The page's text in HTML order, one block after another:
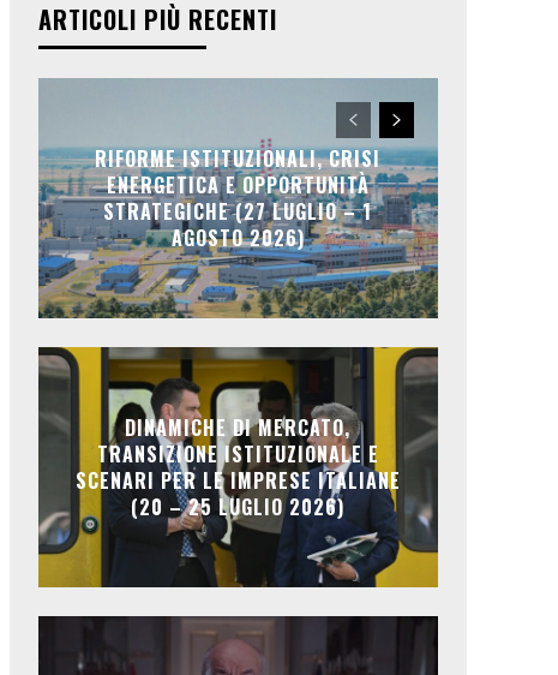
ARTICOLI PIÙ RECENTI
RIFORME ISTITUZIONALI, CRISI
ENERGETICA E OPPORTUNITÀ
STRATEGICHE (27 LUGLIO – 1
AGOSTO 2026)
DINAMICHE DI MERCATO,
TRANSIZIONE ISTITUZIONALE E
SCENARI PER LE IMPRESE ITALIANE
(20 – 25 LUGLIO 2026)